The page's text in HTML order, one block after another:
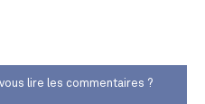
lire les commentaires ?